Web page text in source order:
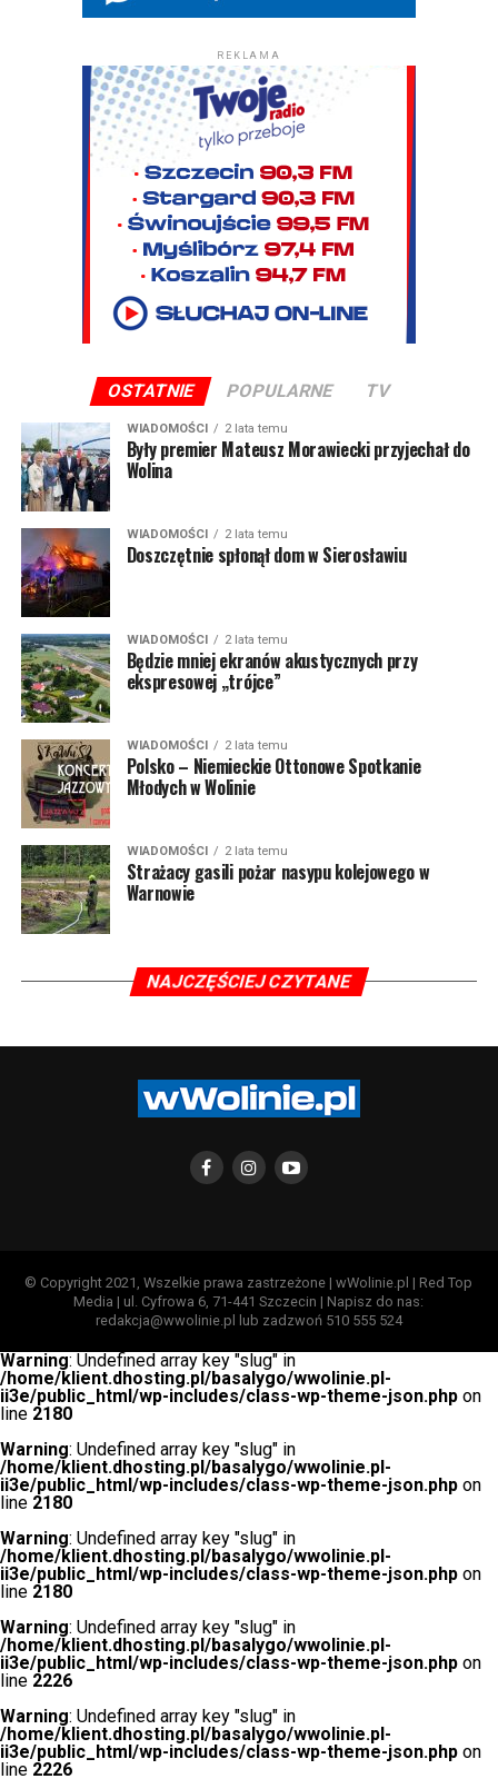
REKLAMA
OSTATNIE POPULARNE TV
WIADOMOŚCI 2 lata temu
Były premier Mateusz Morawiecki przyjechał do
Wolina
WIADOMOŚCI 2 lata temu
Doszczętnie spłonął dom w Sierosławiu
WIADOMOŚCI 2 lata temu
Będzie mniej ekranów akustycznych przy
ekspresowej „trójce”
WIADOMOŚCI 2 lata temu
Polsko – Niemieckie Ottonowe Spotkanie
Młodych w Wolinie
WIADOMOŚCI 2 lata temu
Strażacy gasili pożar nasypu kolejowego w
Warnowie
NAJCZĘŚCIEJ CZYTANE
© Copyright 2021, Wszelkie prawa zastrzeżone | wWolinie.pl | Red Top
Media | ul. Cyfrowa 6, 71-441 Szczecin | Napisz do nas:
redakcja@wwolinie.pl lub zadzwoń 510 555 524
Warning: Undefined array key "slug" in
/home/klient.dhosting.pl/basalygo/wwolinie.pl-
ii3e/public_html/wp-includes/class-wp-theme-json.php on
line 2180
Warning: Undefined array key "slug" in
/home/klient.dhosting.pl/basalygo/wwolinie.pl-
ii3e/public_html/wp-includes/class-wp-theme-json.php on
line 2180
Warning: Undefined array key "slug" in
/home/klient.dhosting.pl/basalygo/wwolinie.pl-
ii3e/public_html/wp-includes/class-wp-theme-json.php on
line 2180
Warning: Undefined array key "slug" in
/home/klient.dhosting.pl/basalygo/wwolinie.pl-
ii3e/public_html/wp-includes/class-wp-theme-json.php on
line 2226
Warning: Undefined array key "slug" in
/home/klient.dhosting.pl/basalygo/wwolinie.pl-
ii3e/public_html/wp-includes/class-wp-theme-json.php on
line 2226